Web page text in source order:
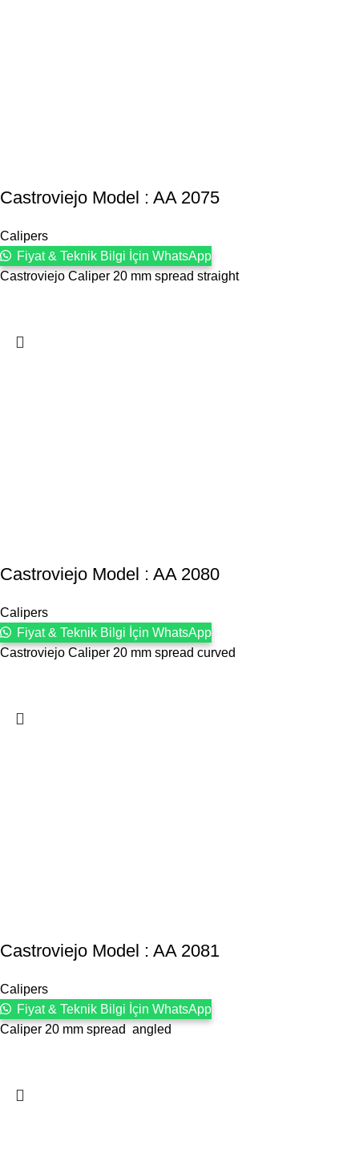
Castroviejo Model : AA 2075
Calipers
Fiyat & Teknik Bilgi İçin WhatsApp
Castroviejo Caliper 20 mm spread straight
Castroviejo Model : AA 2080
Calipers
Fiyat & Teknik Bilgi İçin WhatsApp
Castroviejo Caliper 20 mm spread curved
Castroviejo Model : AA 2081
Calipers
Fiyat & Teknik Bilgi İçin WhatsApp
Caliper 20 mm spread angled